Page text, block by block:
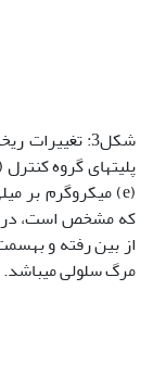
مرگ سلولی می‫باشد.